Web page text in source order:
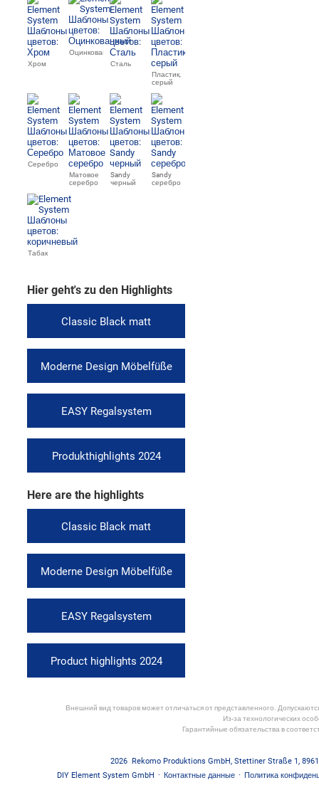
Хром
Оцинкованный
Сталь
Пластик,
серый
Серебро
Матовое
серебро
Sandy
черный
Sandy
серебро
Табак
Hier geht's zu den Highlights
Classic Black matt
Moderne Design Möbelfüße
EASY Regalsystem
Produkthighlights 2024
Here are the highlights
Classic Black matt
Moderne Design Möbelfüße
EASY Regalsystem
Product highlights 2024
Внешний вид товаров может отличаться от представленного.
Из-за технологических
Гарантийные обязательства в
2026 Rekomo Produktions GmbH, Stettiner Straße 1,
DIY Element System GmbH · Контактные данные · Политика